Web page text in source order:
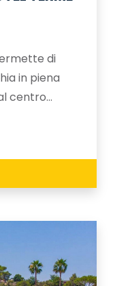
di
in piena
centro
gode di